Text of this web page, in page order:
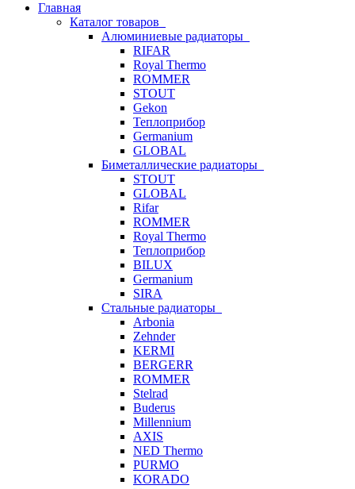
Главная
Каталог товаров
Алюминиевые радиаторы
RIFAR
Royal Thermo
ROMMER
STOUT
Gekon
Теплоприбор
Germanium
GLOBAL
Биметаллические радиаторы
STOUT
GLOBAL
Rifar
ROMMER
Royal Thermo
Теплоприбор
BILUX
Germanium
SIRA
Стальные радиаторы
Arbonia
Zehnder
KERMI
BERGERR
ROMMER
Stelrad
Buderus
Millennium
AXIS
NED Thermo
PURMO
KORADO